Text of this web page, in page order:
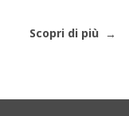
Scopri di più